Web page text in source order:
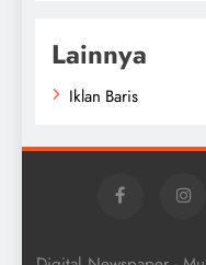
Lainnya
Iklan Baris